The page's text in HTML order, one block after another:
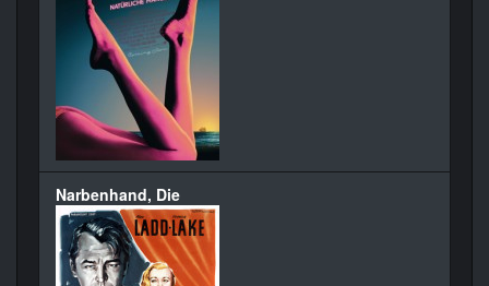
Narbenhand, Die